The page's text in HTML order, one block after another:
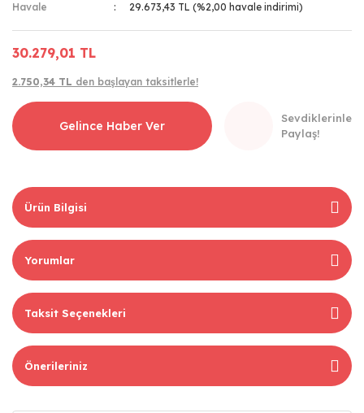
Havale
29.673,43 TL (%2,00 havale indirimi)
30.279,01 TL
2.750,34 TL den başlayan taksitlerle!
Gelince Haber Ver
Sevdiklerinle
Paylaş!
Ürün Bilgisi
Yorumlar
Taksit Seçenekleri
Önerileriniz